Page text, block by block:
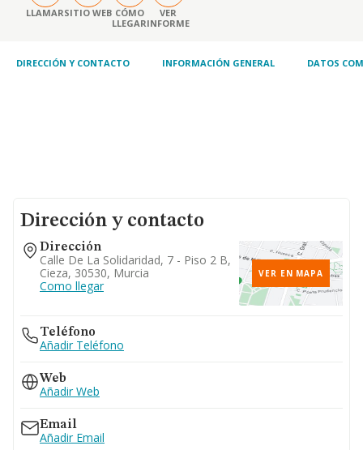
LLAMARSITIO WEB CÓMO
LLEGAR
VER
INFORME
DIRECCIÓN Y CONTACTO INFORMACIÓN GENERAL DATOS
Dirección y contacto
Dirección
Calle De La Solidaridad, 7 - Piso 2 B,
Cieza, 30530, Murcia
Como llegar
VER EN MAPA
Teléfono
Añadir Teléfono
Web
Añadir Web
Email
Añadir Email